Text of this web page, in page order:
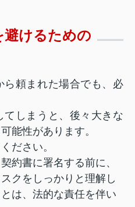
避けるための
頼まれた場合でも、必
てしまうと、後々大きな
能性があります。
ださい。
契約書に署名する前に、
クをしっかりと理解し
は、法的な責任を伴い